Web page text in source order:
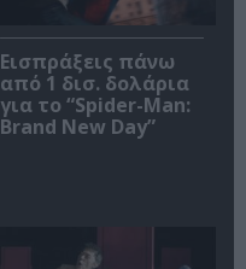
Εισπράξεις πάνω
από 1 δισ. δολάρια
για το “Spider-Man:
Brand New Day”